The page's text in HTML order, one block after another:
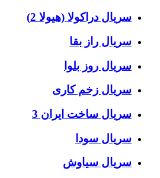
سریال دراکولا (هیولا 2)
سریال راز بقا
سریال روز بلوا
سریال زخم کاری
سریال ساخت ایران 3
سریال سودا
سریال سیاوش